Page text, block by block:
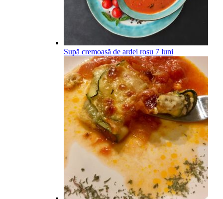
Supă cremoasă de ardei roșu 7 luni